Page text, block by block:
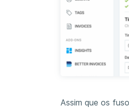
Assim que os